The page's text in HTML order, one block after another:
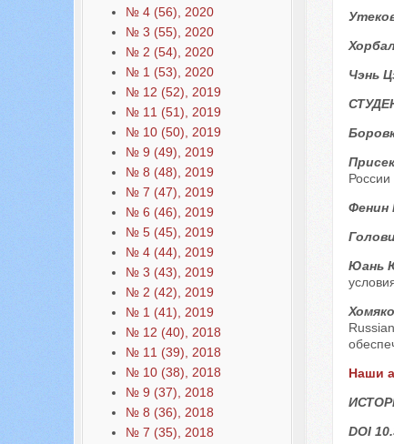
№ 4 (56), 2020
№ 3 (55), 2020
№ 2 (54), 2020
№ 1 (53), 2020
№ 12 (52), 2019
№ 11 (51), 2019
№ 10 (50), 2019
№ 9 (49), 2019
№ 8 (48), 2019
№ 7 (47), 2019
№ 6 (46), 2019
№ 5 (45), 2019
№ 4 (44), 2019
№ 3 (43), 2019
№ 2 (42), 2019
№ 1 (41), 2019
№ 12 (40), 2018
№ 11 (39), 2018
№ 10 (38), 2018
№ 9 (37), 2018
№ 8 (36), 2018
№ 7 (35), 2018
Чэнь
Фенин
Юань
Наши
DOI